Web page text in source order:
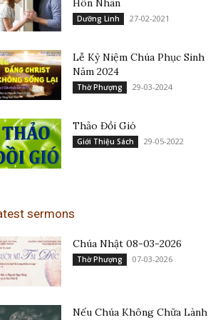
Hôn Nhân
Dưỡng Linh 27-02-2021
Lễ Kỷ Niệm Chúa Phục Sinh
Năm 2024
Thờ Phượng 29-03-2024
Thảo Đồi Gió
Giới Thiệu Sách 29-05-2022
sermons
Chúa Nhật 08-03-2026
Thờ Phượng 07-03-2026
Nếu Chúa Không Chữa Lành